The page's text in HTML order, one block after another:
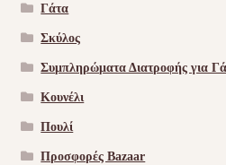
Γάτα
Σκύλος
Συμπληρώματα Διατροφής για
Κουνέλι
Πουλί
Προσφορές Bazaar